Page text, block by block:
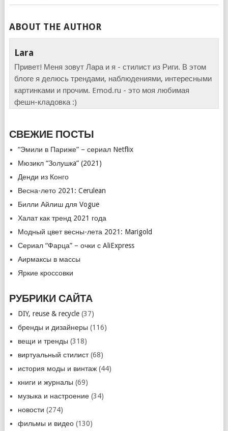
ABOUT THE AUTHOR
Lara
Привет! Меня зовут Лара и я - стилист из Риги. В этом
блоге я делюсь трендами, наблюдениями, интересными
картинками и прочим. Emod.ru - это моя любимая
фешн-кладовка :)
СВЕЖИЕ ПОСТЫ
“Эмили в Париже” – сериал Netflix
Мюзикл “Золушкa” (2021)
Денди из Конго
Весна-лето 2021: Cerulean
Билли Айлиш для Vogue
Халат как тренд 2021 года
Модный цвет весны-лета 2021: Marigold
Сериал “Фарца” – очки с AliExpress
Аирмаксы в массы
Яркие кроссовки
РУБРИКИ САЙТА
DIY, reuse & recycle(37)
бренды и дизайнеры (116)
вещи и тренды (318)
виртуальный стилист(68)
история моды и винтаж(44)
книги и журналы (69)
музыка и настроение(34)
новости (274)
фильмы и видео(130)